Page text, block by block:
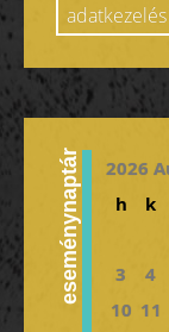
adatkezelés
eseménynaptár
2026
h
k
3
4
10 11